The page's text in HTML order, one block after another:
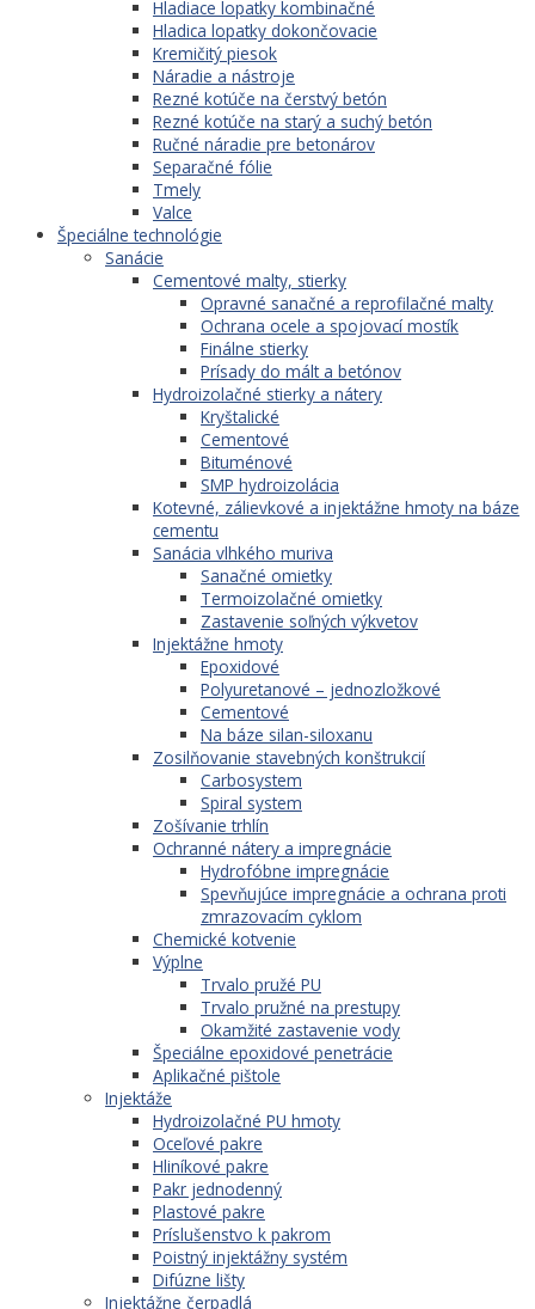
Hladiace lopatky kombinačné
Hladica lopatky dokončovacie
Kremičitý piesok
Náradie a nástroje
Rezné kotúče na čerstvý betón
Rezné kotúče na starý a suchý betón
Ručné náradie pre betonárov
Separačné fólie
Tmely
Valce
Špeciálne technológie
Sanácie
Cementové malty, stierky
Opravné sanačné a reprofilačné malty
Ochrana ocele a spojovací mostík
Finálne stierky
Prísady do mált a betónov
Hydroizolačné stierky a nátery
Kryštalické
Cementové
Bituménové
SMP hydroizolácia
Kotevné, zálievkové a injektážne hmoty na báze
cementu
Sanácia vlhkého muriva
Sanačné omietky
Termoizolačné omietky
Zastavenie soľných výkvetov
Injektážne hmoty
Epoxidové
Polyuretanové – jednozložkové
Cementové
Na báze silan-siloxanu
Zosilňovanie stavebných konštrukcií
Carbosystem
Spiral system
Zošívanie trhlín
Ochranné nátery a impregnácie
Hydrofóbne impregnácie
Spevňujúce impregnácie a ochrana proti
zmrazovacím cyklom
Chemické kotvenie
Výplne
Trvalo pružé PU
Trvalo pružné na prestupy
Okamžité zastavenie vody
Špeciálne epoxidové penetrácie
Aplikačné pištole
Injektáže
Hydroizolačné PU hmoty
Oceľové pakre
Hliníkové pakre
Pakr jednodenný
Plastové pakre
Príslušenstvo k pakrom
Poistný injektážny systém
Difúzne lišty
Injektážne čerpadlá